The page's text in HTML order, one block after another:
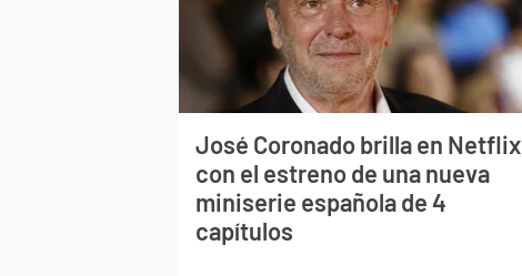
José Coronado brilla en Netflix
con el estreno de una nueva
miniserie española de 4
capítulos